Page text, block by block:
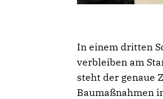
In einem dritten
verbleiben am
steht der genaue
Baumaßnahmen